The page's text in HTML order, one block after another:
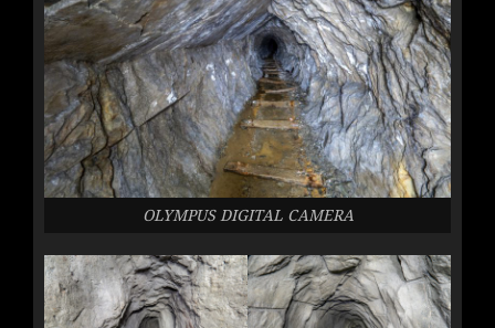
OLYMPUS DIGITAL CAMERA